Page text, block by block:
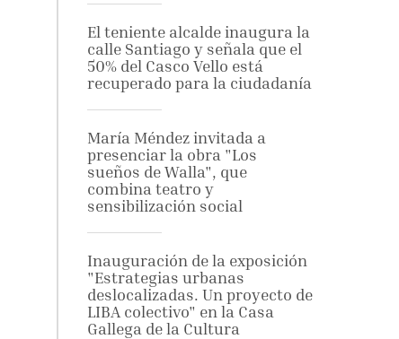
El teniente alcalde inaugura la
calle Santiago y señala que el
50% del Casco Vello está
recuperado para la ciudadanía
María Méndez invitada a
presenciar la obra "Los
sueños de Walla", que
combina teatro y
sensibilización social
Inauguración de la exposición
"Estrategias urbanas
deslocalizadas. Un proyecto de
LIBA colectivo" en la Casa
Gallega de la Cultura